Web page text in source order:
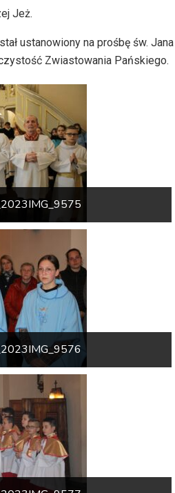
Jeż.
ustanowiony na prośbę św. Jana
Zwiastowania Pańskiego.